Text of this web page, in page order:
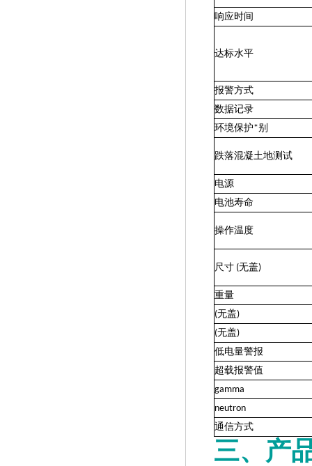
响应时间
达标水平
报警方式
数据记录
环境保护*别
跌落混凝土地测试
电源
电池寿命
操作温度
尺寸 (无盖)
重量
(无盖)
(无盖)
低电量警报
超载报警值
gamma
neutron
通信方式
三、产